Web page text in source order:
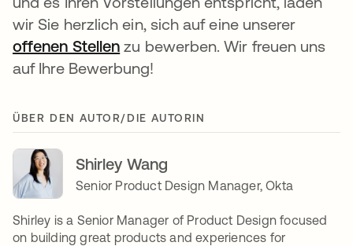
wir Sie herzlich ein, sich auf eine unserer
offenen Stellen zu bewerben. Wir freuen uns
auf Ihre Bewerbung!
ÜBER DEN AUTOR/DIE AUTORIN
Shirley Wang
Senior Product Design Manager, Okta
Shirley is a Senior Manager of Product Design focused
on building great products and experiences for